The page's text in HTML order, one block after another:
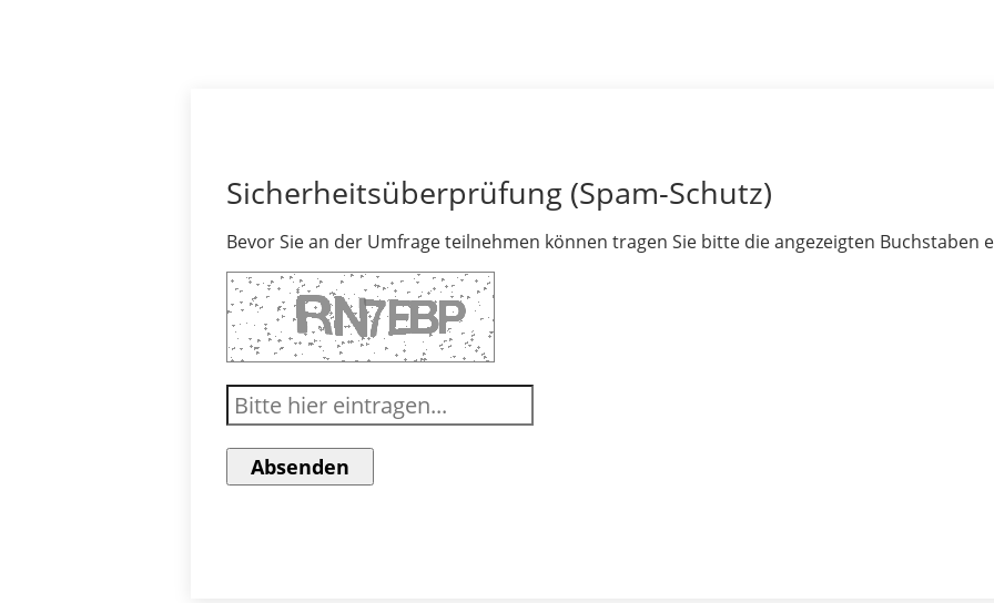
Sicherheitsüberprüfung (Spam-Schutz)
Bevor Sie an der Umfrage teilnehmen können tragen Sie bitte die angezeigten Buchstaben